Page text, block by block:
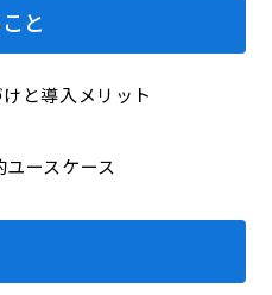
と
と導入メリット
ースケース